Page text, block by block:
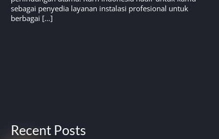
sebagai penyedia layanan instalasi profesional untuk
berbagai […]
Recent Posts